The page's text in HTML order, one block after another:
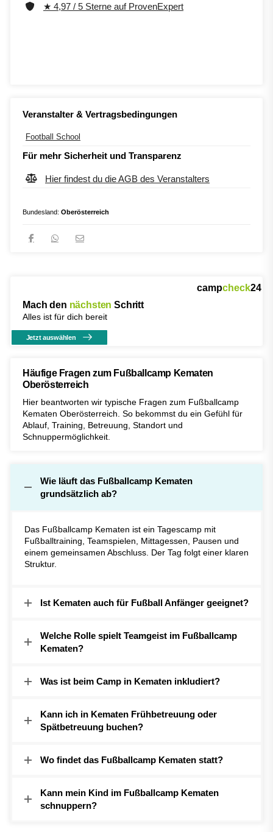
★ 4,97 / 5 Sterne auf ProvenExpert
Veranstalter & Vertragsbedingungen
Football School
Für mehr Sicherheit und Transparenz
Hier findest du die AGB des Veranstalters
Bundesland: Oberösterreich
campcheck24
Mach den nächsten Schritt
Alles ist für dich bereit
Jetzt auswählen
Häufige Fragen zum Fußballcamp Kematen
Oberösterreich
Hier beantworten wir typische Fragen zum Fußballcamp
Kematen Oberösterreich. So bekommst du ein Gefühl für
Ablauf, Training, Betreuung, Standort und
Schnuppermöglichkeit.
Wie läuft das Fußballcamp Kematen
grundsätzlich ab?
Das Fußballcamp Kematen ist ein Tagescamp mit
Fußballtraining, Teamspielen, Mittagessen, Pausen und
einem gemeinsamen Abschluss. Der Tag folgt einer klaren
Struktur.
Ist Kematen auch für Fußball Anfänger geeignet?
Welche Rolle spielt Teamgeist im Fußballcamp
Kematen?
Was ist beim Camp in Kematen inkludiert?
Kann ich in Kematen Frühbetreuung oder
Spätbetreuung buchen?
Wo findet das Fußballcamp Kematen statt?
Kann mein Kind im Fußballcamp Kematen
schnuppern?